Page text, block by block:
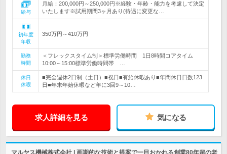
給与
月給：200,000円～250,000円※経験・年齢・能力を考慮して決定
いたします※試用期間3ヶ月あり(待遇に変更な…
初年度
年収
350万円～410万円
勤務
時間
＜フレックスタイム制＞標準労働時間 1日8時間コアタイム
10:00～15:00標準労働時間帯 …
休日
休暇
■完全週休2日制（土日）■祝日■有給休暇あり■年間休日日数123
日■年末年始休暇など年に3回9～10…
求人詳細を見る 気になる
マルヤス機械株式会社 | 画期的な技術と提案で一目おかれる創業80年超の老